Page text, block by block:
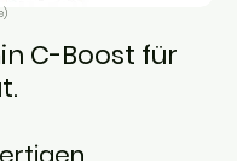
C-Boost für